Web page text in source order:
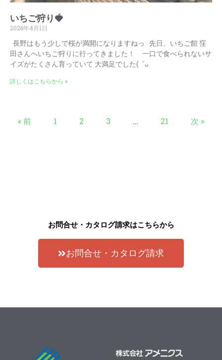
いちご狩り🍓
2026年4月1日
長野はもう少しで桜が満開になりますねっ 先日、いちご館 窪
田さんへいちご狩りに行ってきました！ 一口で食べられないサ
イズがたくさん育っていて 大満足でした( ˇᴗ
詳しくはこちらから »
« 前 1 2 3 … 21 次 »
お問合せ・カタログ請求はこちらから
お問合せ・カタログ請求